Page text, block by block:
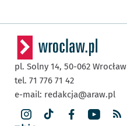
pl. Solny 14, 50-062 Wrocław
tel. 71 776 71 42
e-mail: redakcja@araw.pl